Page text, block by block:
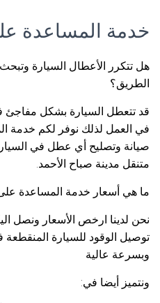
خدمة المساعدة
هل تتكرر الأعطال السيارة
الطريق؟
قد تتعطل السيارة بشكل مفاجئ
في العمل لذلك نوفر لكم خدمة
صيانة وتصليح أي عطل في
متنقل مدينة صباح الأحمد.
ما هي أسعار خدمة المساعدة
نحن لدينا ارخص الأسعار ونصل
توصيل الوقود للسيارة
وبسرعة عالية
ونتميز أيضا في: